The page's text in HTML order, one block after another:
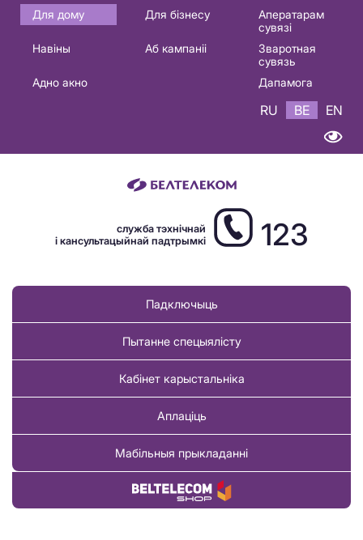
Основная
навигация
Для дому Для бізнесу
Аператарам
сувязі
Навіны
Аб кампаніі
Зваротная
сувязь
Адно акно
Дапамога
RU BE EN
служба тэхнічнай
і кансультацыйнай падтрымкі
123
Падключыць
Пытанне спецыялісту
Кабінет карыстальніка
Аплаціць
Мабільныя прыкладанні
Купіць тавар